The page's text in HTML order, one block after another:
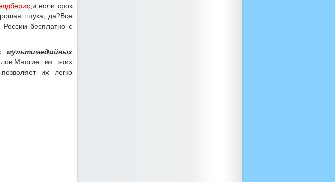
,и если срок
штука, да?Все
бесплатно с
мультимедийных
из этих
их легко